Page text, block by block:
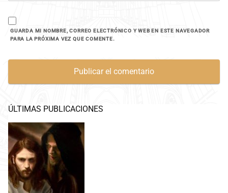
GUARDA MI NOMBRE, CORREO ELECTRÓNICO Y WEB EN ESTE NAVEGADOR
PARA LA PRÓXIMA VEZ QUE COMENTE.
ÚLTIMAS PUBLICACIONES